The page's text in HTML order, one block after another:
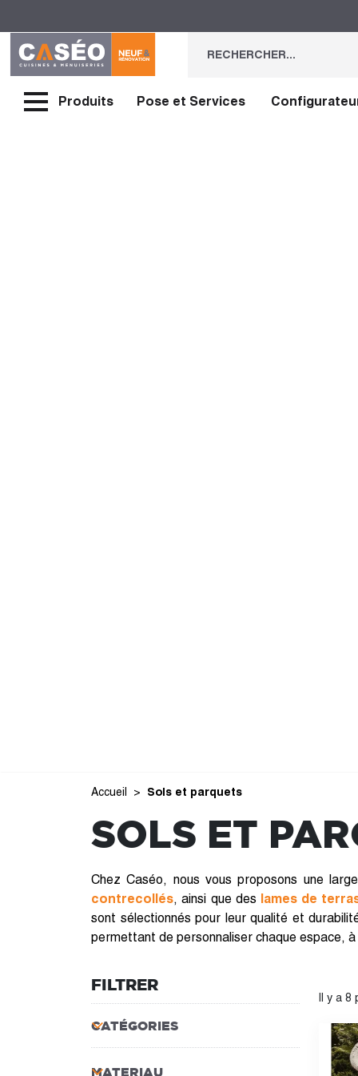
Produits Pose et Services
Accueil Sols et parquets
SOLS ET
Chez Caséo, nous vous proposons une
contrecollés, ainsi que des lames de
sont sélectionnés pour leur qualité et
permettant de personnaliser chaque espace,
FILTRER
CATÉGORIES
MATERIAU
Il y a